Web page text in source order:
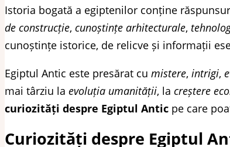
Istoria bogată a egiptenilor conține
de construcție, cunoștințe arhitecturale,
cunoștințe istorice, de relicve și informații
Egiptul Antic este presărat cu mistere, intrigi,
mai târziu la evoluția umanității, la creștere
curiozități despre Egiptul Antic pe care
Curiozități despre Egiptul